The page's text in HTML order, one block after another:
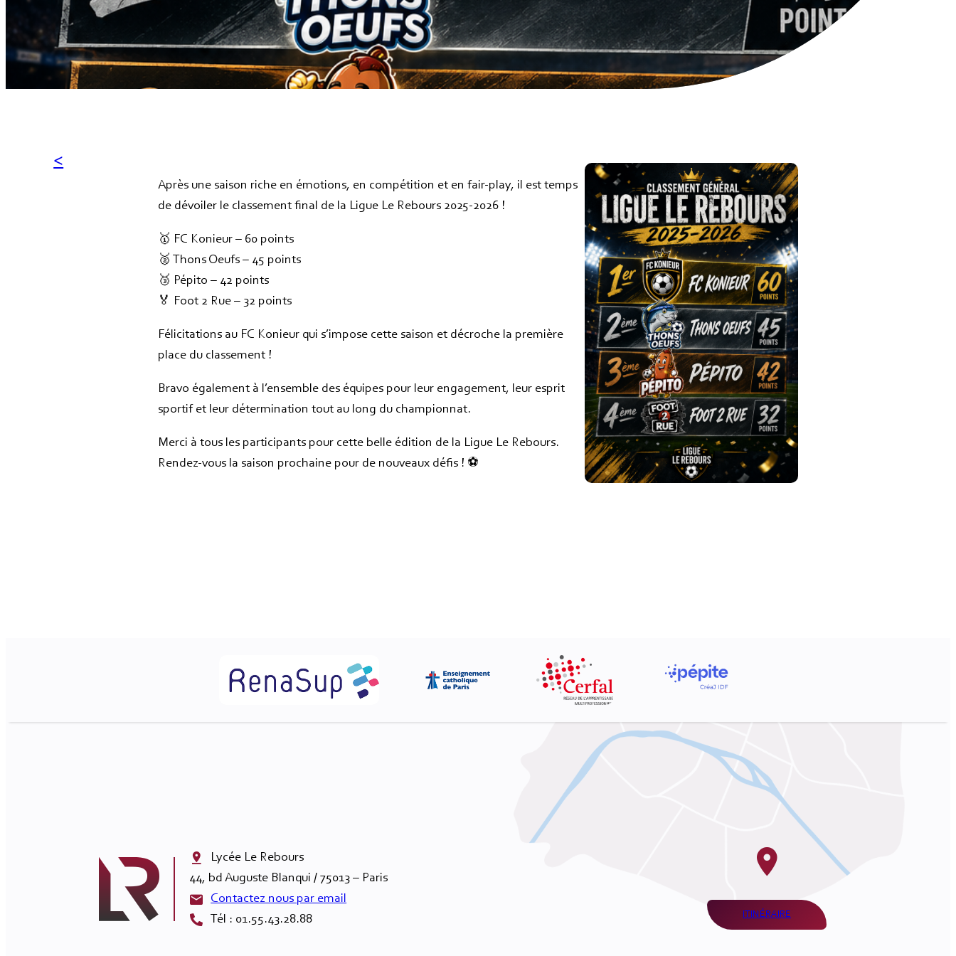
Après une saison riche en émotions, en compétition et en fair-play, il est temps
de dévoiler le classement final de la Ligue Le Rebours 2025-2026 !
🥇 FC Konieur – 60 points
🥈 Thons Oeufs – 45 points
🥉 Pépito – 42 points
🏅 Foot 2 Rue – 32 points
Félicitations au FC Konieur qui s’impose cette saison et décroche la première
place du classement !
Bravo également à l’ensemble des équipes pour leur engagement, leur esprit
sportif et leur détermination tout au long du championnat.
Merci à tous les participants pour cette belle édition de la Ligue Le Rebours.
Rendez-vous la saison prochaine pour de nouveaux défis ! ⚽

Lycée Le Rebours
44, bd Auguste Blanqui / 75013 – Paris
Contactez nous par email
Tél : 01.55.43.28.88
ITINÉRAIRE